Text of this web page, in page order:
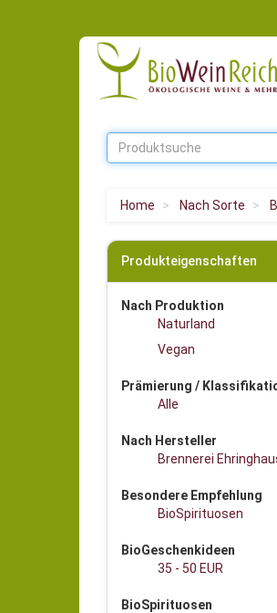
Home Nach Sorte
Produkteigenschaften
Nach Produktion
Naturland
Vegan
Prämierung /
Alle
Nach Hersteller
Brennerei
Besondere Empfehlung
BioSpirituosen
BioGeschenkideen
35 - 50 EUR
BioSpirituosen